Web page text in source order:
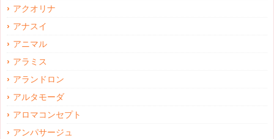
アクオリナ
アナスイ
アニマル
アラミス
アランドロン
アルタモーダ
アロマコンセプト
アンパサージュ